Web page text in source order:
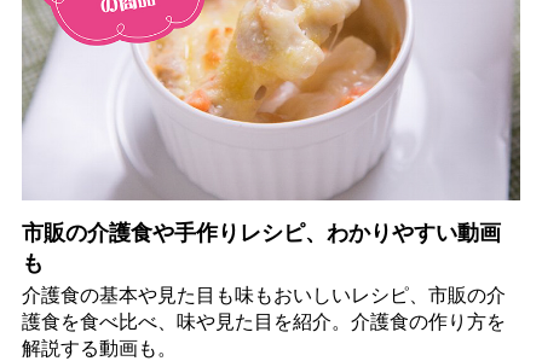
市販の介護食や手作りレシピ、わかりやすい動画
も
介護食の基本や見た目も味もおいしいレシピ、市販の介
護食を食べ比べ、味や見た目を紹介。介護食の作り方を
解説する動画も。